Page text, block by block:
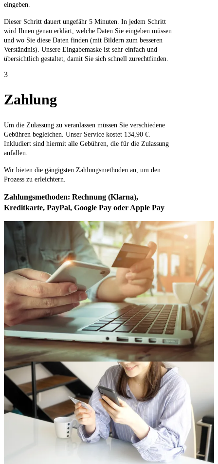
eingeben.
Dieser Schritt dauert ungefähr 5 Minuten. In jedem Schritt
wird Ihnen genau erklärt, welche Daten Sie eingeben müssen
und wo Sie diese Daten finden (mit Bildern zum besseren
Verständnis). Unsere Eingabemaske ist sehr einfach und
übersichtlich gestaltet, damit Sie sich schnell zurechtfinden.
3
Zahlung
Um die Zulassung zu veranlassen müssen Sie verschiedene
Gebühren begleichen. Unser Service kostet 134,90 €.
Inkludiert sind hiermit alle Gebühren, die für die Zulassung
anfallen.
Wir bieten die gängigsten Zahlungsmethoden an, um den
Prozess zu erleichtern.
Zahlungsmethoden: Rechnung (Klarna),
Kreditkarte, PayPal, Google Pay oder Apple Pay